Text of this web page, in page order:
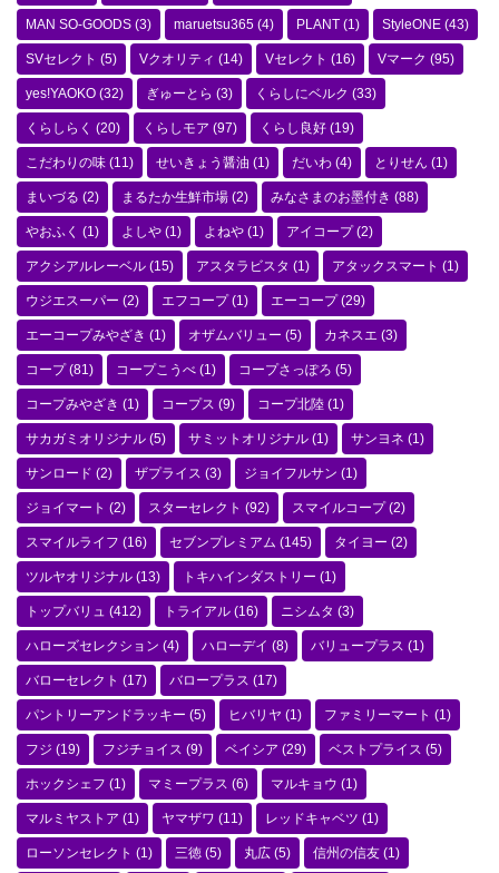
MAN SO-GOODS (3) maruetsu365 (4) PLANT (1) StyleONE (43)
SVセレクト (5) Vクオリティ (14) Vセレクト (16) Vマーク (95)
yes!YAOKO (32) ぎゅーとら (3) くらしにベルク (33)
くらしらく (20) くらしモア (97) くらし良好 (19)
こだわりの味 (11) せいきょう醤油 (1) だいわ (4) とりせん (1)
まいづる (2) まるたか生鮮市場 (2) みなさまのお墨付き (88)
やおふく (1) よしや (1) よねや (1) アイコープ(2)
アクシアルレーベル (15) アスタラビスタ (1) アタックスマート (1)
ウジエスーパー (2) エフコープ(1) エーコープ(29)
エーコープみやざき (1) オザムバリュー (5) カネスエ (3)
コープ(81) コープこうべ (1) コープさっぽろ (5)
コープみやざき (1) コープス (9) コープ北陸 (1)
サカガミオリジナル (5) サミットオリジナル (1) サンヨネ (1)
サンロード (2) ザプライス (3) ジョイフルサン (1)
ジョイマート (2) スターセレクト (92) スマイルコープ(2)
スマイルライフ (16) セブンプレミアム (145) タイヨー (2)
ツルヤオリジナル (13) トキハインダストリー (1)
トップバリュ (412) トライアル (16) ニシムタ (3)
ハローズセレクション (4) ハローデイ (8) バリュープラス (1)
バローセレクト (17) バロープラス (17)
パントリーアンドラッキー (5) ヒバリヤ (1) ファミリーマート (1)
フジ (19) フジチョイス (9) ベイシア (29) ベストプライス (5)
ホックシェフ (1) マミープラス (6) マルキョウ (1)
マルミヤストア (1) ヤマザワ (11) レッドキャベツ (1)
ローソンセレクト (1) 三徳 (5) 丸広 (5) 信州の信友 (1)